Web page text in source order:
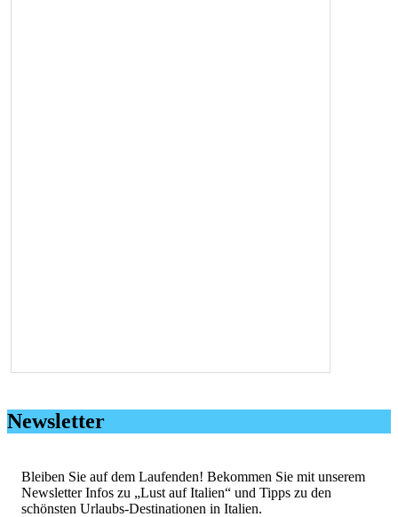
Newsletter
Bleiben Sie auf dem Laufenden! Bekommen Sie mit unserem
Newsletter Infos zu „Lust auf Italien“ und Tipps zu den
schönsten Urlaubs-Destinationen in Italien.